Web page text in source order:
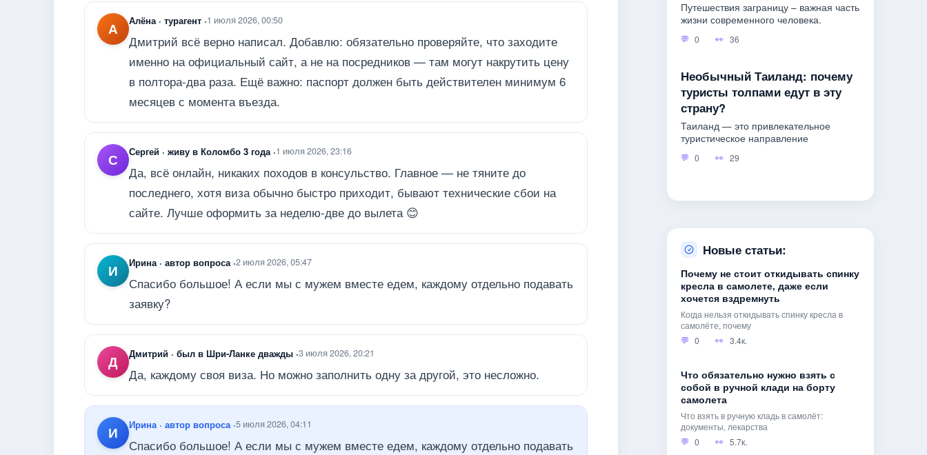
А Алёна · турагент ·1 июля 2026, 00:50
Дмитрий всё верно написал. Добавлю: обязательно проверяйте, что заходите
именно на официальный сайт, а не на посредников — там могут накрутить цену
в полтора-два раза. Ещё важно: паспорт должен быть действителен минимум 6
месяцев с момента въезда.
С Сергей · живу в Коломбо 3 года ·1 июля 2026, 23:16
Да, всё онлайн, никаких походов в консульство. Главное — не тяните до
последнего, хотя виза обычно быстро приходит, бывают технические сбои на
сайте. Лучше оформить за неделю-две до вылета 😊
И Ирина · автор вопроса ·2 июля 2026, 05:47
Спасибо большое! А если мы с мужем вместе едем, каждому отдельно подавать
заявку?
Д Дмитрий · был в Шри-Ланке дважды ·3 июля 2026, 20:21
Да, каждому своя виза. Но можно заполнить одну за другой, это несложно.
И Ирина · автор вопроса ·5 июля 2026, 04:11
Спасибо большое! А если мы с мужем вместе едем, каждому отдельно подавать
Путешествия заграницу – важная часть
жизни современного человека.
0 36
Необычный Таиланд: почему
туристы толпами едут в эту
страну?
Таиланд — это привлекательное
туристическое направление
0 29
Новые статьи:
Почему не стоит откидывать спинку
кресла в самолете, даже если
хочется вздремнуть
Когда нельзя откидывать спинку кресла в
самолёте, почему
0
3.4к.
Что обязательно нужно взять с
собой в ручной клади на борту
самолета
Что взять в ручную кладь в самолёт:
документы, лекарства
0
5.7к.